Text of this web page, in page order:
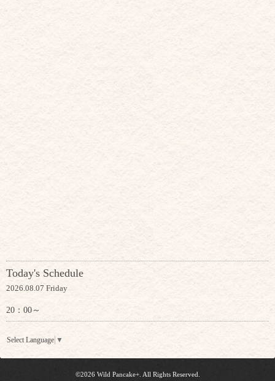
Today's Schedule
2026.08.07 Friday
20：00～
Select Language ▼
©2026 Wild Pancake+. All Rights Reserved.